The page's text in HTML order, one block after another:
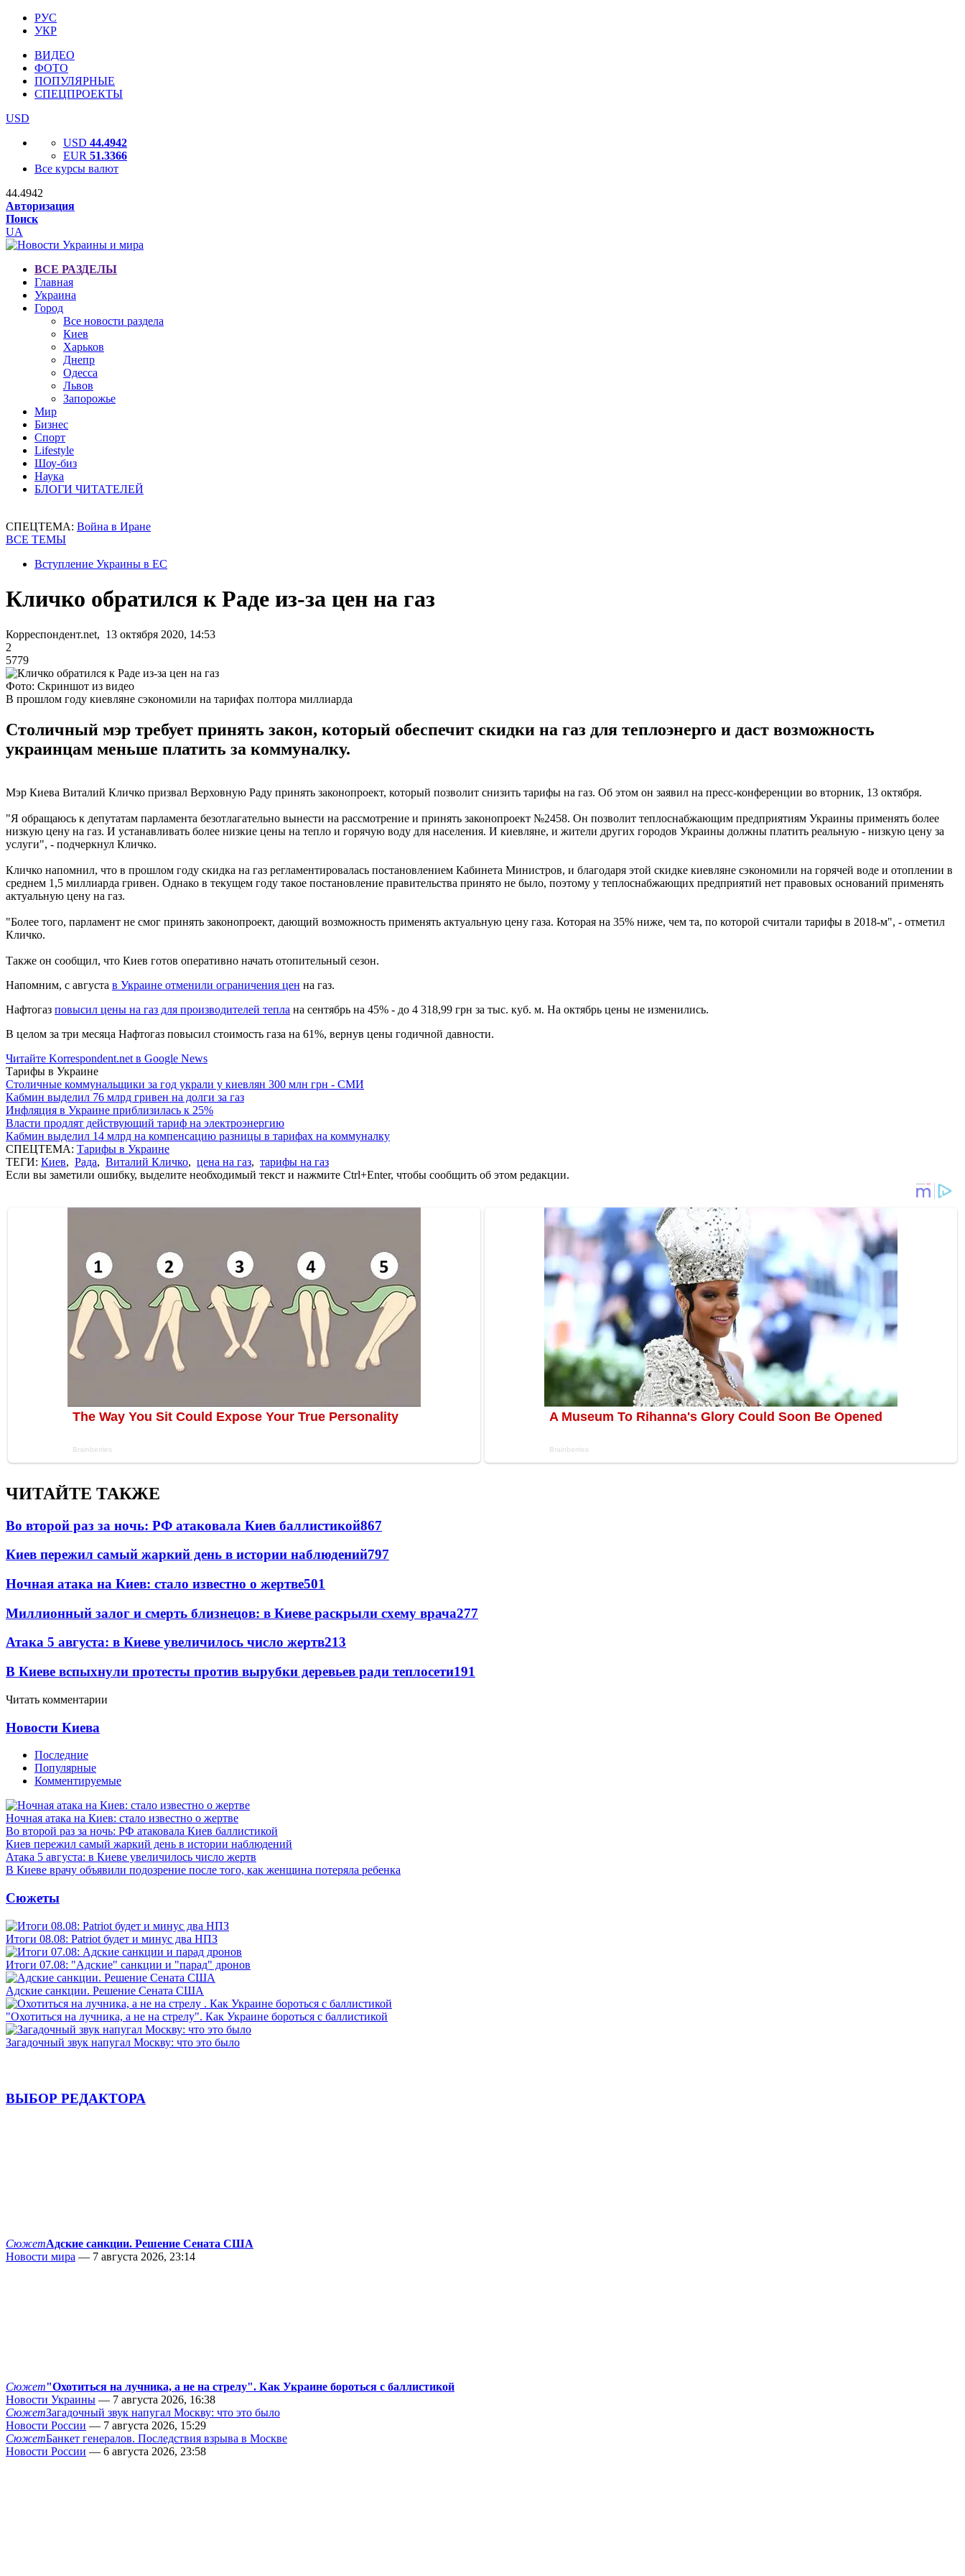
РУС
УКР
ВИДЕО
ФОТО
ПОПУЛЯРНЫЕ
СПЕЦПРОЕКТЫ
USD
USD 44.4942
EUR 51.3366
Все курсы валют
44.4942
Авторизация
Поиск
UA
ВСЕ РАЗДЕЛЫ
Главная
Украина
Город
Все новости раздела
Киев
Харьков
Днепр
Одесса
Львов
Запорожье
Мир
Бизнес
Спорт
Lifestyle
Шоу-биз
Наука
БЛОГИ ЧИТАТЕЛЕЙ
СПЕЦТЕМА: Война в Иране
ВСЕ ТЕМЫ
Вступление Украины в ЕС
Кличко обратился к Раде из-за цен на газ
Корреспондент.net, 13 октября 2020, 14:53
2
5779
Фото: Скриншот из видео
В прошлом году киевляне сэкономили на тарифах полтора миллиарда
Столичный мэр требует принять закон, который обеспечит скидки на газ для теплоэнерго и даст возможность
украинцам меньше платить за коммуналку.
Мэр Киева Виталий Кличко призвал Верховную Раду принять законопроект, который позволит снизить тарифы на газ. Об этом он заявил на пресс-конференции во вторник, 13 октября.
"Я обращаюсь к депутатам парламента безотлагательно вынести на рассмотрение и принять законопроект №2458. Он позволит теплоснабжающим предприятиям Украины применять более
низкую цену на газ. И устанавливать более низкие цены на тепло и горячую воду для населения. И киевляне, и жители других городов Украины должны платить реальную - низкую цену за
услуги", - подчеркнул Кличко.
Кличко напомнил, что в прошлом году скидка на газ регламентировалась постановлением Кабинета Министров, и благодаря этой скидке киевляне сэкономили на горячей воде и отоплении в
среднем 1,5 миллиарда гривен. Однако в текущем году такое постановление правительства принято не было, поэтому у теплоснабжающих предприятий нет правовых оснований применять
актуальную цену на газ.
"Более того, парламент не смог принять законопроект, дающий возможность применять актуальную цену газа. Которая на 35% ниже, чем та, по которой считали тарифы в 2018-м", - отметил
Кличко.
Также он сообщил, что Киев готов оперативно начать отопительный сезон.
Напомним, с августа в Украине отменили ограничения цен на газ.
Нафтогаз повысил цены на газ для производителей тепла на сентябрь на 45% - до 4 318,99 грн за тыс. куб. м. На октябрь цены не изменились.
В целом за три месяца Нафтогаз повысил стоимость газа на 61%, вернув цены годичной давности.
Читайте Korrespondent.net в Google News
Тарифы в Украине
Столичные коммунальщики за год украли у киевлян 300 млн грн - СМИ
Кабмин выделил 76 млрд гривен на долги за газ
Инфляция в Украине приблизилась к 25%
Власти продлят действующий тариф на электроэнергию
Кабмин выделил 14 млрд на компенсацию разницы в тарифах на коммуналку
СПЕЦТЕМА: Тарифы в Украине
ТЕГИ: Киев, Рада, Виталий Кличко, цена на газ, тарифы на газ
Если вы заметили ошибку, выделите необходимый текст и нажмите Ctrl+Enter, чтобы сообщить об этом редакции.
ЧИТАЙТЕ ТАКЖЕ
Во второй раз за ночь: РФ атаковала Киев баллистикой867
Киев пережил самый жаркий день в истории наблюдений797
Ночная атака на Киев: стало известно о жертве501
Миллионный залог и смерть близнецов: в Киеве раскрыли схему врача277
Атака 5 августа: в Киеве увеличилось число жертв213
В Киеве вспыхнули протесты против вырубки деревьев ради теплосети191
Читать комментарии
Новости Киева
Последние
Популярные
Комментируемые
Ночная атака на Киев: стало известно о жертве
Во второй раз за ночь: РФ атаковала Киев баллистикой
Киев пережил самый жаркий день в истории наблюдений
Атака 5 августа: в Киеве увеличилось число жертв
В Киеве врачу объявили подозрение после того, как женщина потеряла ребенка
Сюжеты
Итоги 08.08: Patriot будет и минус два НПЗ
Итоги 07.08: "Адские" санкции и "парад" дронов
Адские санкции. Решение Сената США
"Охотиться на лучника, а не на стрелу". Как Украине бороться с баллистикой
Загадочный звук напугал Москву: что это было
ВЫБОР РЕДАКТОРА
СюжетАдские санкции. Решение Сената США
Новости мира — 7 августа 2026, 23:14
Сюжет"Охотиться на лучника, а не на стрелу". Как Украине бороться с баллистикой
Новости Украины — 7 августа 2026, 16:38
СюжетЗагадочный звук напугал Москву: что это было
Новости России — 7 августа 2026, 15:29
СюжетБанкет генералов. Последствия взрыва в Москве
Новости России — 6 августа 2026, 23:58